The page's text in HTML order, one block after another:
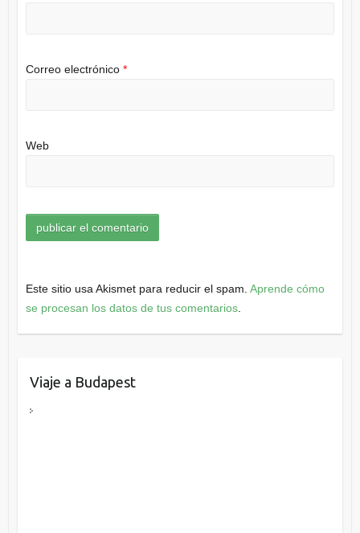
Correo electrónico *
Web
Este sitio usa Akismet para reducir el spam. Aprende cómo
se procesan los datos de tus comentarios.
Viaje a Budapest